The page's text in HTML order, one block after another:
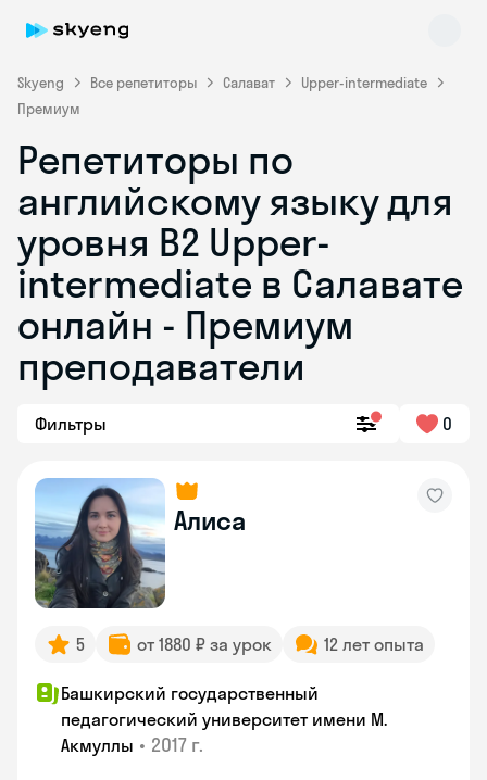
Skyeng Все репетиторы Салават
Upper-intermediate
Премиум
Репетиторы по
английскому языку для
уровня B2 Upper-
intermediate в Салавате
онлайн - Премиум
преподаватели
Фильтры 0
Алиса
5 от 1880 ₽ за урок 12 лет опыта
Башкирский государственный
педагогический университет имени М.
Акмуллы • 2017 г.
Skyeng Chat